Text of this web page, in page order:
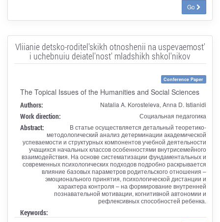
Go
Vliianie detsko-roditel'skikh otnoshenii na uspevaemost'
i uchebnuiu deiatel'nost' mladshikh shkol'nikov
Conference Paper
The Topical Issues of the Humanities and Social Sciences
Authors: Natalia A. Korosteleva, Anna D. Istianidi
Work direction: Социальная педагогика
Abstract:
В статье осуществляется детальный теоретико-
методологический анализ детерминации академической
успеваемости и структурных компонентов учебной деятельности
учащихся начальных классов особенностями внутрисемейного
взаимодействия. На основе систематизации фундаментальных и
современных психологических подходов подробно раскрывается
влияние базовых параметров родительского отношения –
эмоционального принятия, психологической дистанции и
характера контроля – на формирование внутренней
познавательной мотивации, когнитивной автономии и
рефлексивных способностей ребенка.
Keywords: